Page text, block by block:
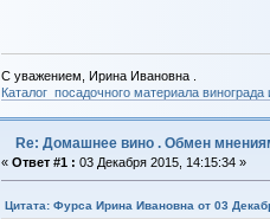
С уважением, Ирина Ивановна .
Каталог посадочного материала
Re: Домашнее вино . Обмен
« Ответ #1 : 03 Декабря 2015, 14:15:34 »
Цитата: Фурса Ирина Ивановна от 03